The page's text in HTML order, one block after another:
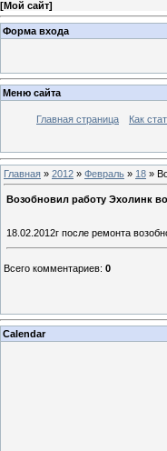
[Мой сайт]
Форма входа
Меню сайта
Главная страница Как
Главная » 2012 » Февраль » 18 »
Возобновил работу Эхолинк
18.02.2012г после ремонта
Всего комментариев: 0
Calendar